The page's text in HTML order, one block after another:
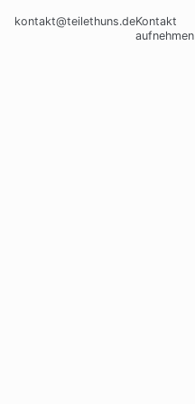
kontakt@teilethuns.deKontakt
aufnehmen